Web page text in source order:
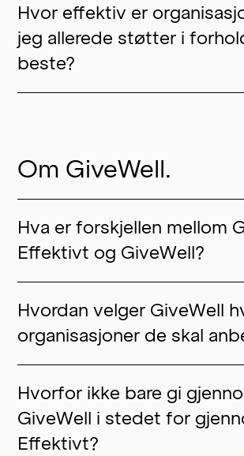
Hvor effektiv er
jeg allerede støtter i
beste?
→ GiveWells utvelgelsesprosess
→ Tiltaksområder GiveWell har
Om GiveWell.
Hva er forskjellen mellom
Effektivt og GiveWell?
Hvordan velger GiveWell
organisasjoner de skal
Hvorfor ikke bare gi
GiveWell i stedet for
Effektivt?